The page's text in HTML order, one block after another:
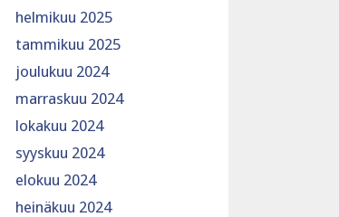
helmikuu 2025
tammikuu 2025
joulukuu 2024
marraskuu 2024
lokakuu 2024
syyskuu 2024
elokuu 2024
heinäkuu 2024